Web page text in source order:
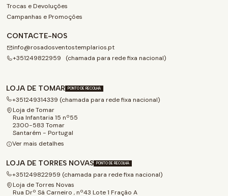
Trocas e Devoluções
Campanhas e Promoções
CONTACTE-NOS
info@rosadosventostemplarios.pt
+351249822959 (chamada para rede fixa nacional)
LOJA DE TOMAR PONTO DE RECOLHA
+351249314339 (chamada para rede fixa nacional)
Loja de Tomar
Rua Infantaria 15 nº55
2300-583 Tomar
Santarém - Portugal
Ver mais detalhes
LOJA DE TORRES NOVAS PONTO DE RECOLHA
+351249822959 (chamada para rede fixa nacional)
Loja de Torres Novas
Rua Drº Sá Carneiro , nº43 Lote 1 Fração A